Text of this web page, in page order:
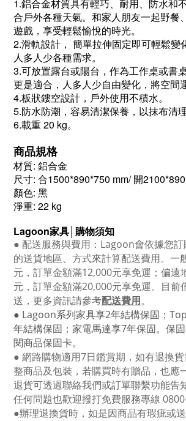
1.鋁合金材質具有輕巧、耐用、防水和
合戶外各種天氣。和家人朋友一起野餐
遊戲，享受輕鬆愉悅的時光。
2.滑軌設計， 簡單拉伸固定即可輕鬆變
人多人少各種需求。
3.可放置露台或陽台，作為工作桌或書
更是適合，人多人少自由變化，將空間
4.板狀鏤空設計，戶外使用不積水。
5.防水防潮，容易清潔保養，以抹布清理
6.載重 20 kg。
商品規格
材質: 鋁合金
尺寸: 合1500*890*750 mm/ 開
顏色: 黑
淨重: 22 kg
Lagoon家具│購物須知
● 配送服務與費用： Lagoon會依據您
的送貨地區、方式來計算配送費用。一
元，訂單金額滿12,000元享免運；偏遠
元，訂單金額滿20,000元享免運。目前
送，更多資訊請參考配送費用。
● Lagoon系列家具享2年結構保固；
年結構保固；家電馬達享7年保固。保
閱商品保固卡。
● 網路購物適用7日鑑賞期，如有退換
整商品及包裝，若購買時有贈品，也應
退貨可透過聯絡我們或訂單聯繫功能告
任何問題也歡迎撥打免費服務專線
●辦理退換貨時，如是因商品有瑕疵或